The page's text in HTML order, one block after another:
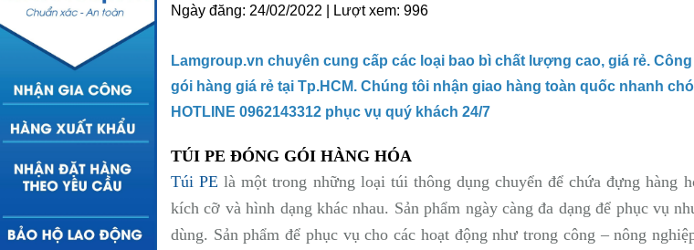
Ngày đăng: 24/02/2022 | Lượt xem: 996
Lamgroup.vn chuyên cung cấp các loại bao bì chất lượng cao, giá rẻ.
gói hàng giá rẻ tại Tp.HCM. Chúng tôi nhận giao hàng toàn quốc nhanh
HOTLINE 0962143312 phục vụ quý khách 24/7
TÚI PE ĐÓNG GÓI HÀNG HÓA
Túi PE là một trong những loại túi thông dụng chuyển để chứa đựng hàng
kích cỡ và hình dạng khác nhau. Sản phẩm ngày càng đa dạng để phục vụ
dùng. Sản phẩm để phục vụ cho các hoạt động như trong công – nông